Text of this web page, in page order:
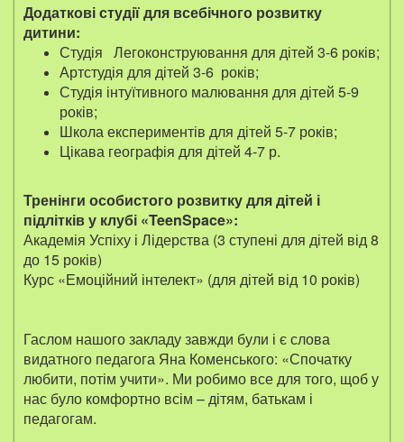
Додаткові студії для всебічного розвитку
дитини:
Студія Легоконструювання для дітей 3-6 років;
Артстудія для дітей 3-6 років;
Студія інтуїтивного малювання для дітей 5-9
років;
Школа експериментів для дітей 5-7 років;
Цікава географія для дітей 4-7 р.
Тренінги особистого розвитку для дітей і
підлітків у клубі «TeenSpace»:
Академія Успіху і Лідерства (3 ступені для дітей від 8
до 15 років)
Курс «Емоційний інтелект» (для дітей від 10 років)
Гаслом нашого закладу завжди були і є слова
видатного педагога Яна Коменського: «Спочатку
любити, потім учити». Ми робимо все для того, щоб у
нас було комфортно всім – дітям, батькам і
педагогам.